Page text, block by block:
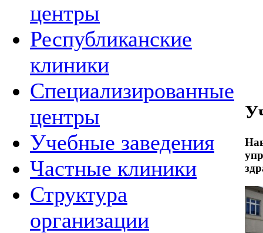
центры
Республиканские
клиники
Специализированные
центры
Учебные заведения
Частные клиники
Структура
организации